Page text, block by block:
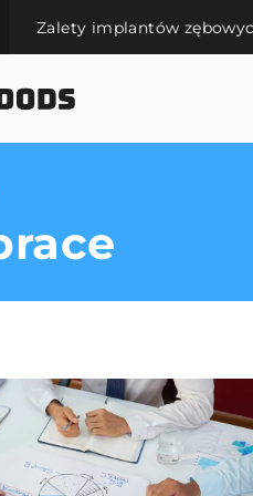
Zalety implantów